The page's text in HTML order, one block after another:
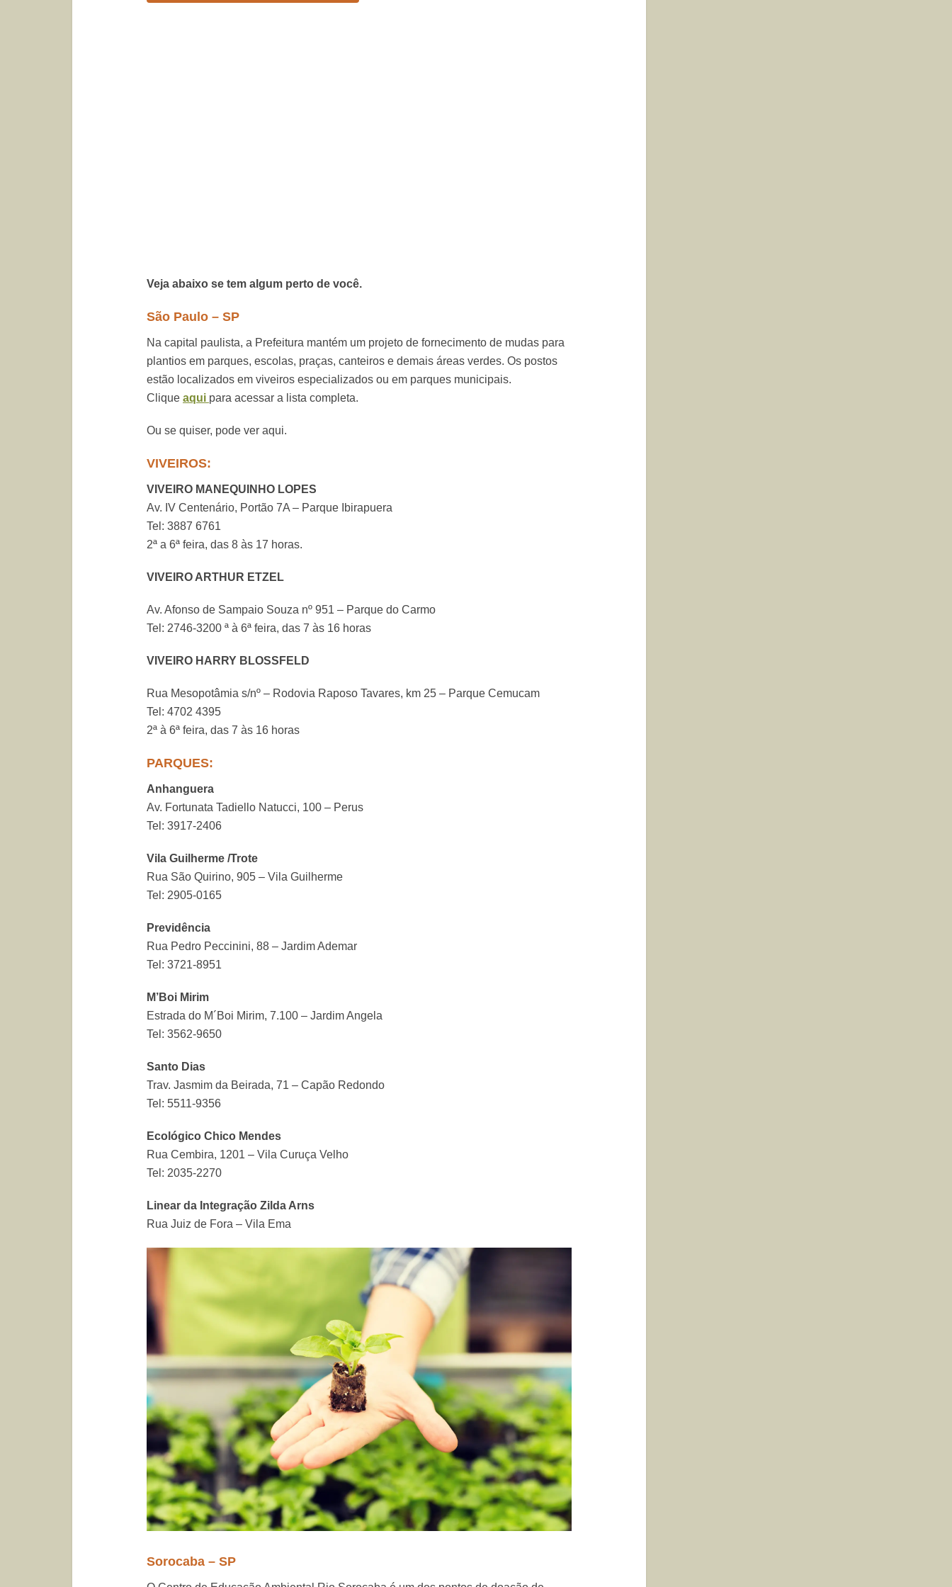
Veja abaixo se tem algum perto de você.
São Paulo – SP
Na capital paulista, a Prefeitura mantém um projeto de fornecimento de mudas para
plantios em parques, escolas, praças, canteiros e demais áreas verdes. Os postos
estão localizados em viveiros especializados ou em parques municipais.
Clique aqui para acessar a lista completa.
Ou se quiser, pode ver aqui.
VIVEIROS:
VIVEIRO MANEQUINHO LOPES
Av. IV Centenário, Portão 7A – Parque Ibirapuera
Tel: 3887 6761
2ª a 6ª feira, das 8 às 17 horas.
VIVEIRO ARTHUR ETZEL
Av. Afonso de Sampaio Souza nº 951 – Parque do Carmo
Tel: 2746-3200 ª à 6ª feira, das 7 às 16 horas
VIVEIRO HARRY BLOSSFELD
Rua Mesopotâmia s/nº – Rodovia Raposo Tavares, km 25 – Parque Cemucam
Tel: 4702 4395
2ª à 6ª feira, das 7 às 16 horas
PARQUES:
Anhanguera
Av. Fortunata Tadiello Natucci, 100 – Perus
Tel: 3917-2406
Vila Guilherme /Trote
Rua São Quirino, 905 – Vila Guilherme
Tel: 2905-0165
Previdência
Rua Pedro Peccinini, 88 – Jardim Ademar
Tel: 3721-8951
M’Boi Mirim
Estrada do M´Boi Mirim, 7.100 – Jardim Angela
Tel: 3562-9650
Santo Dias
Trav. Jasmim da Beirada, 71 – Capão Redondo
Tel: 5511-9356
Ecológico Chico Mendes
Rua Cembira, 1201 – Vila Curuça Velho
Tel: 2035-2270
Linear da Integração Zilda Arns
Rua Juiz de Fora – Vila Ema
Sorocaba – SP